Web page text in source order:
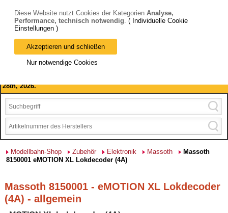
Bitte beachten Sie: wir machen Betriebsferien, vom 03. bis 28.
August 2026 haben wir geschlossen.
28th, 2026.
Modellbahn-Shop Zubehör Elektronik Massoth
Massoth
8150001 eMOTION XL Lokdecoder (4A)
Massoth 8150001 - eMOTION XL Lokdecoder
(4A) - allgemein
Diese Website nutzt Cookies der Kategorien Analyse,
Performance, technisch notwendig. ( Individuelle Cookie
Einstellungen )
Akzeptieren und schließen
Nur notwendige Cookies